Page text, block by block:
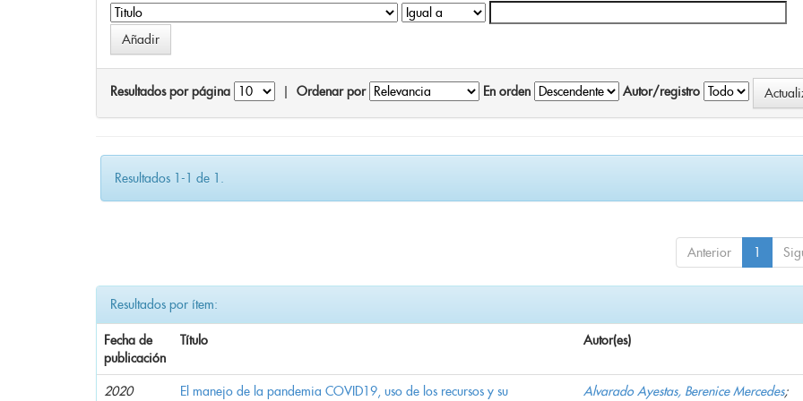
Resultados por página Ordenar por En orden Autor/registro
Resultados 1-1 de 1.
Anterior 1
Resultados por ítem:
Fecha de
publicación
Título Autor(es)
2020 El manejo de la pandemia COVID19, uso de los recursos y su Alvarado Ayestas, Berenice Mercedes;